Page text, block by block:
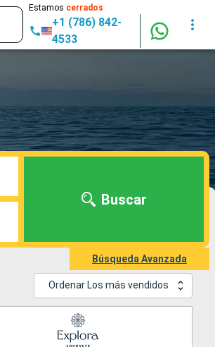
Estamos cerrados
+1 (786) 842-
4533
Buscar
Búsqueda Avanzada
Ordenar Los más vendidos